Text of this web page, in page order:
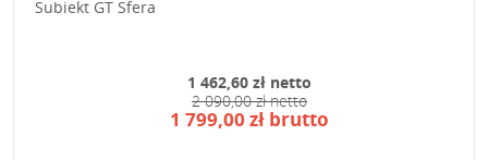
Subiekt GT Sfera
1 462,60 zł netto
2 090,00 zł netto
1 799,00 zł brutto